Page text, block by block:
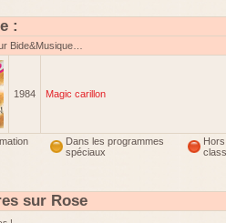
:
Bide&Musique…
1984 Magic carillon
Dans les programmes
spéciaux
Hors
sur Rose